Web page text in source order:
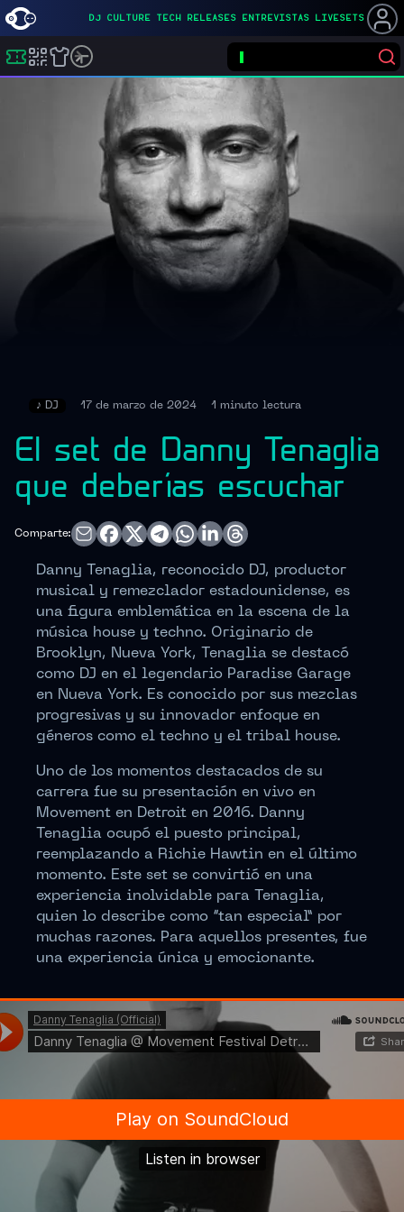
DJ CULTURE TECH RELEASES ENTREVISTAS LIVESETS
Buscar eventos
♪ DJ 17 de marzo de 2024 1 minuto lectura
El set de Danny Tenaglia
que deberías escuchar
Comparte:
Danny Tenaglia, reconocido DJ, productor
musical y remezclador estadounidense, es
una figura emblemática en la escena de la
música house y techno. Originario de
Brooklyn, Nueva York, Tenaglia se destacó
como DJ en el legendario Paradise Garage
en Nueva York. Es conocido por sus mezclas
progresivas y su innovador enfoque en
géneros como el techno y el tribal house.
Uno de los momentos destacados de su
carrera fue su presentación en vivo en
Movement en Detroit en 2016. Danny
Tenaglia ocupó el puesto principal,
reemplazando a Richie Hawtin en el último
momento. Este set se convirtió en una
experiencia inolvidable para Tenaglia,
quien lo describe como “tan especial” por
muchas razones. Para aquellos presentes, fue
una experiencia única y emocionante.